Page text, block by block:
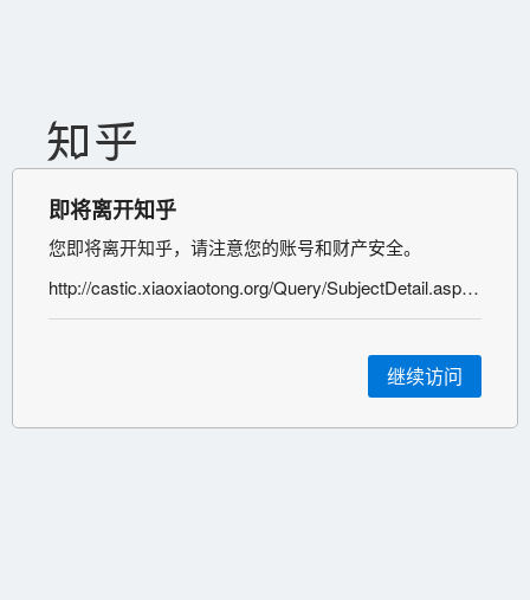
即将离开知乎
您即将离开知乎，请注意您的账号和财产安全。
http://castic.xiaoxiaotong.org/Query/SubjectDetail.aspx?SubjectID=77408
继续访问